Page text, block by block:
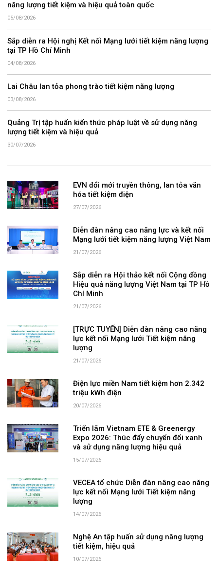
năng lượng tiết kiệm và hiệu quả toàn quốc
05/08/2026
Sắp diễn ra Hội nghị Kết nối Mạng lưới tiết kiệm năng lượng
tại TP Hồ Chí Minh
04/08/2026
Lai Châu lan tỏa phong trào tiết kiệm năng lượng
03/08/2026
Quảng Trị tập huấn kiến thức pháp luật về sử dụng năng
lượng tiết kiệm và hiệu quả
30/07/2026
EVN đổi mới truyền thông, lan tỏa văn
hóa tiết kiệm điện
27/07/2026
Diễn đàn nâng cao năng lực và kết nối
Mạng lưới tiết kiệm năng lượng Việt Nam
21/07/2026
Sắp diễn ra Hội thảo kết nối Cộng đồng
Hiệu quả năng lượng Việt Nam tại TP Hồ
Chí Minh
21/07/2026
[TRỰC TUYẾN] Diễn đàn nâng cao năng
lực kết nối Mạng lưới Tiết kiệm năng
lượng
21/07/2026
Điện lực miền Nam tiết kiệm hơn 2.342
triệu kWh điện
20/07/2026
Triển lãm Vietnam ETE & Greenergy
Expo 2026: Thúc đẩy chuyển đổi xanh
và sử dụng năng lượng hiệu quả
15/07/2026
VECEA tổ chức Diễn đàn nâng cao năng
lực kết nối Mạng lưới Tiết kiệm năng
lượng
14/07/2026
Nghệ An tập huấn sử dụng năng lượng
tiết kiệm, hiệu quả
10/07/2026